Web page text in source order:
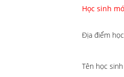
Học sinh
Địa điểm học
Tên học sinh